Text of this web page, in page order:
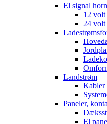
El signal horn
12 volt
24 volt
Landstrøm
Kabler
Paneler,
El